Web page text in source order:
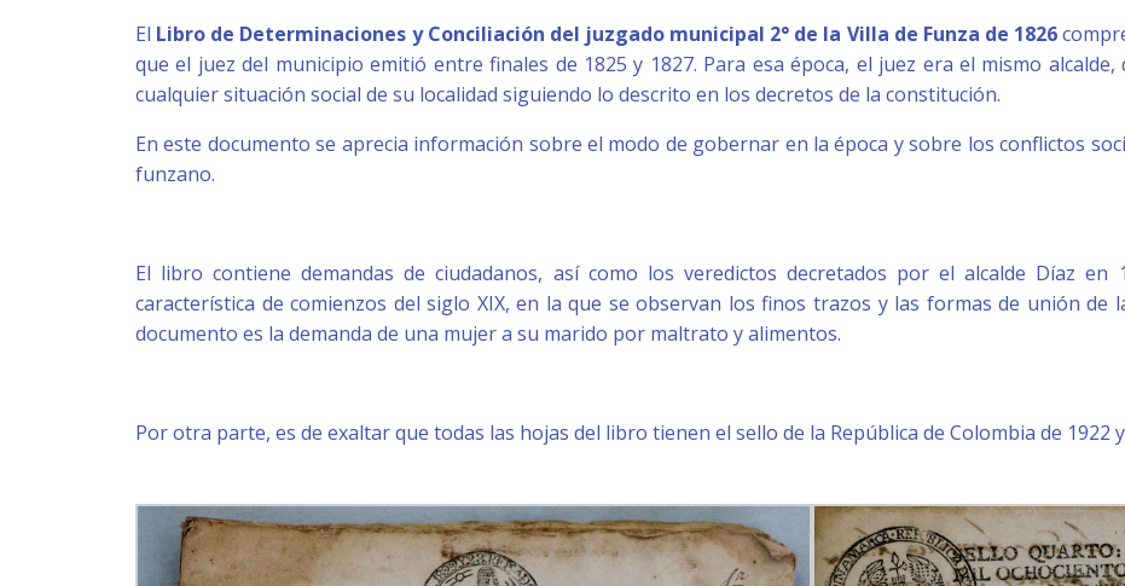
El Libro de Determinaciones y Conciliación del juzgado municipal 2° de la Villa de Funza de 1826
que el juez del municipio emitió entre finales de 1825 y 1827. Para esa época, el juez era el mismo
cualquier situación social de su localidad siguiendo lo descrito en los decretos de la constitución.
En este documento se aprecia información sobre el modo de gobernar en la época y sobre los conflictos
funzano.
El libro contiene demandas de ciudadanos, así como los veredictos decretados por el alcalde Díaz en
característica de comienzos del siglo XIX, en la que se observan los finos trazos y las formas de unión
documento es la demanda de una mujer a su marido por maltrato y alimentos.
Por otra parte, es de exaltar que todas las hojas del libro tienen el sello de la República de Colombia de 1922